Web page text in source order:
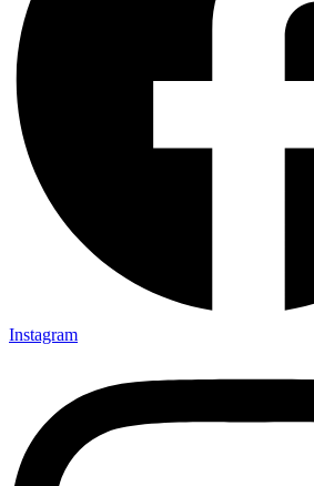
Instagram